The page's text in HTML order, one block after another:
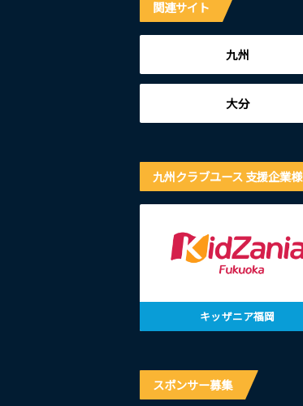
関連サイト
九州
大分
九州クラブユース 支援企業様
キッザニア福岡
スポンサー募集